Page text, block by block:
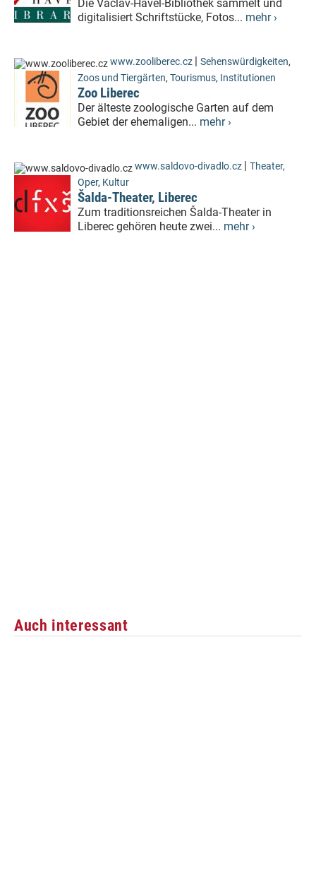
Die Václav-Havel-Bibliothek sammelt und
digitalisiert Schriftstücke, Fotos... mehr ›
www.zooliberec.cz | Sehenswürdigkeiten,
Zoos und Tiergärten, Tourismus, Institutionen
Zoo Liberec
Der älteste zoologische Garten auf dem
Gebiet der ehemaligen... mehr ›
www.saldovo-divadlo.cz | Theater,
Oper, Kultur
Šalda-Theater, Liberec
Zum traditionsreichen Šalda-Theater in
Liberec gehören heute zwei... mehr ›
Auch interessant